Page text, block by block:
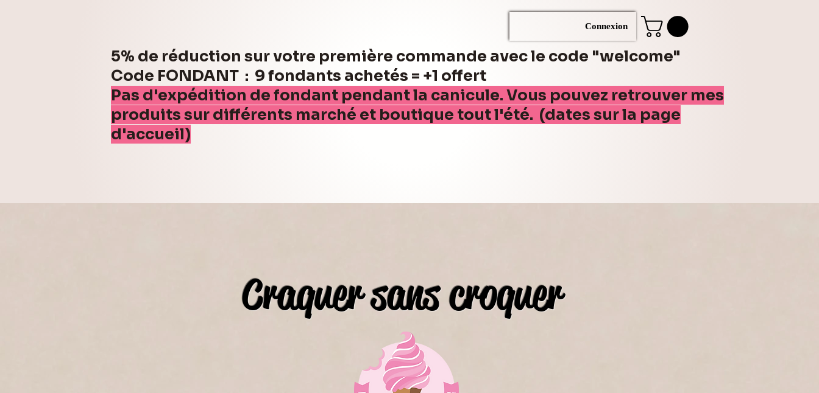
Connexion
5% de réduction sur votre première commande avec le code "welcome"
Code FONDANT : 9 fondants achetés = +1 offert
Pas d'expédition de fondant pendant la canicule. Vous pouvez retrouver mes
produits sur différents marché et boutique tout l'été. (dates sur la page
d'accueil)
Craquer sans croquer